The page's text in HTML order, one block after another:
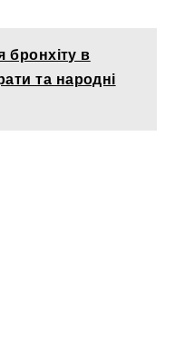
бронхіту в
та народні